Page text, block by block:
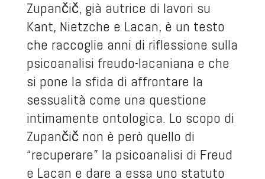
Zupančič, già autrice di lavori su
Kant, Nietzche e Lacan, è un testo
che raccoglie anni di riflessione sulla
psicoanalisi freudo-lacaniana e che
si pone la sfida di affrontare la
sessualità come una questione
intimamente ontologica. Lo scopo di
Zupančič non è però quello di
“recuperare” la psicoanalisi di Freud
e Lacan e dare a essa uno statuto